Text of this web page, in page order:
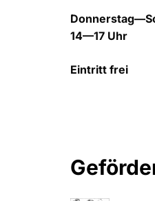
14—17 Uhr
Eintritt frei